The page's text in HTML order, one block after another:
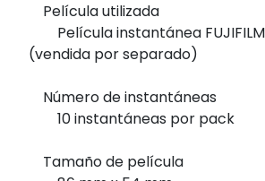
Película utilizada
Película instantánea FUJIFILM
(vendida por separado)
Número de instantáneas
10 instantáneas por pack
Tamaño de película